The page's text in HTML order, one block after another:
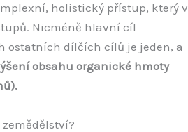
holistický přístup, který v
Nicméně hlavní cíl
ostatních dílčích cílů je jeden, a
obsahu organické hmoty